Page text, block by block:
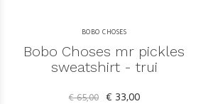
BOBO CHOSES
Bobo Choses mr pickles
sweatshirt - trui
€ 65,00 € 33,00